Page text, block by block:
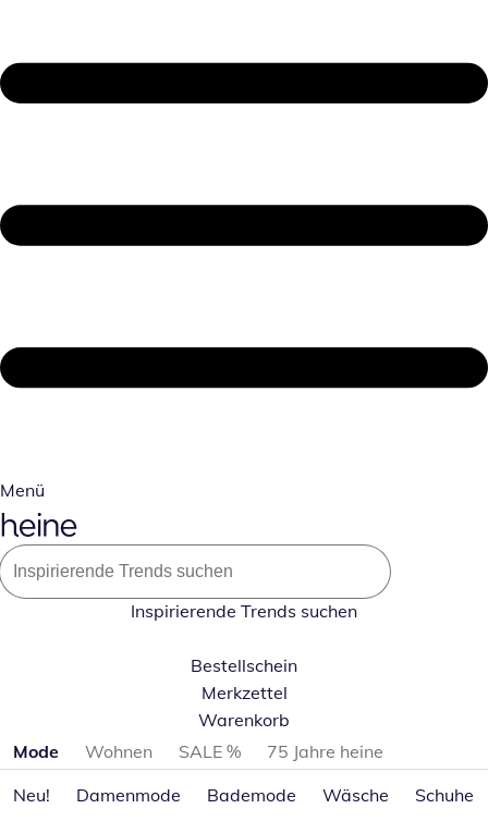
Menü
Inspirierende Trends suchen
Bestellschein
Merkzettel
Warenkorb
Produktkategorien überspringen
Mode Wohnen SALE %
75 Jahre heine
Neu!
Damenmode Bademode Wäsche Schuhe